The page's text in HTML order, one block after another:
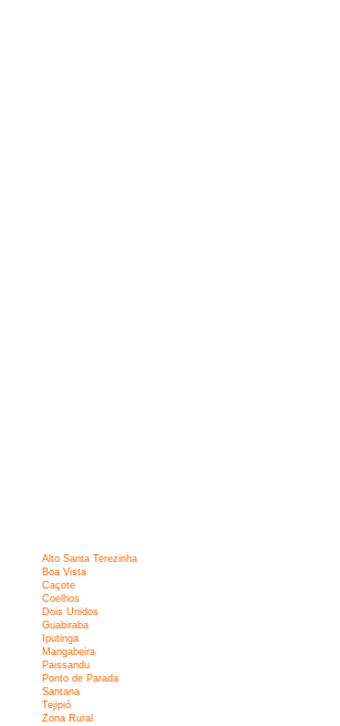
Alto Santa Terezinha
Boa Vista
Caçote
Coelhos
Dois Unidos
Guabiraba
Iputinga
Mangabeira
Paissandu
Ponto de Parada
Santana
Tejipió
Zona Rural